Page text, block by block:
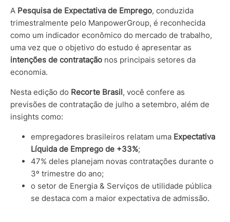
A Pesquisa de Expectativa de Emprego, conduzida
trimestralmente pelo ManpowerGroup, é reconhecida
como um indicador econômico do mercado de trabalho,
uma vez que o objetivo do estudo é apresentar as
intenções de contratação nos principais setores da
economia.
Nesta edição do Recorte Brasil, você confere as
previsões de contratação de julho a setembro, além de
insights como:
empregadores brasileiros relatam uma Expectativa
Líquida de Emprego de +33%;
47% deles planejam novas contratações durante o
3º trimestre do ano;
o setor de Energia & Serviços de utilidade pública
se destaca com a maior expectativa de admissão.